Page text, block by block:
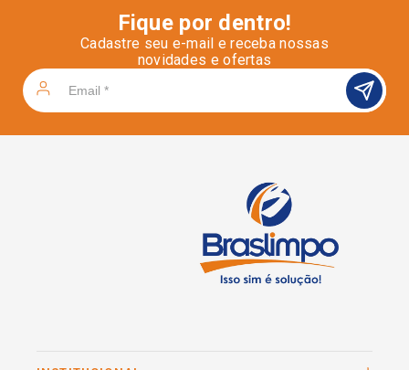
Fique por dentro!
Cadastre seu e-mail e receba nossas
novidades e ofertas